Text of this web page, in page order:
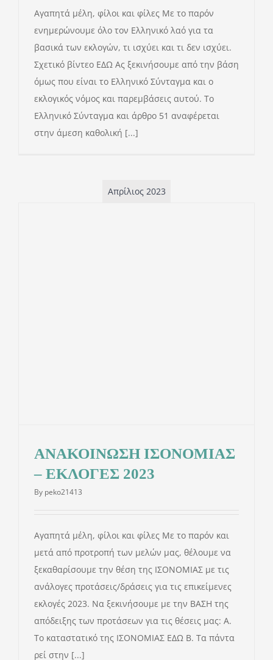
Αγαπητά μέλη, φίλοι και φίλες Με το παρόν
ενημερώνουμε όλο τον Ελληνικό λαό για τα
βασικά των εκλογών, τι ισχύει και τι δεν ισχύει.
Σχετικό βίντεο ΕΔΩ Ας ξεκινήσουμε από την βάση
όμως που είναι το Ελληνικό Σύνταγμα και ο
εκλογικός νόμος και παρεμβάσεις αυτού. Το
Ελληνικό Σύνταγμα και άρθρο 51 αναφέρεται
στην άμεση καθολική [...]
Απρίλιος 2023
ΑΝΑΚΟΙΝΩΣΗ ΙΣΟΝΟΜΙΑΣ
– ΕΚΛΟΓΕΣ 2023
By peko21413
Αγαπητά μέλη, φίλοι και φίλες Με το παρόν και
μετά από προτροπή των μελών μας, θέλουμε να
ξεκαθαρίσουμε την θέση της ΙΣΟΝΟΜΙΑΣ με τις
ανάλογες προτάσεις/δράσεις για τις επικείμενες
εκλογές 2023. Να ξεκινήσουμε με την ΒΑΣΗ της
απόδειξης των προτάσεων για τις θέσεις μας: Α.
Το καταστατικό της ΙΣΟΝΟΜΙΑΣ ΕΔΩ Β. Τα πάντα
ρεί στην [...]